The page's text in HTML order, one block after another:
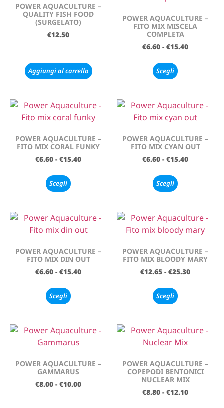
POWER AQUACULTURE –
QUALITY FISH FOOD
(SURGELATO)
€12.50
Aggiungi al carrello
POWER AQUACULTURE –
FITO MIX MISCELA
COMPLETA
€6.60 - €15.40
Scegli
POWER AQUACULTURE –
FITO MIX CORAL FUNKY
€6.60 - €15.40
Scegli
POWER AQUACULTURE –
FITO MIX CYAN OUT
€6.60 - €15.40
Scegli
POWER AQUACULTURE –
FITO MIX DIN OUT
€6.60 - €15.40
Scegli
POWER AQUACULTURE –
FITO MIX BLOODY MARY
€12.65 - €25.30
Scegli
POWER AQUACULTURE –
GAMMARUS
€8.00 - €10.00
POWER AQUACULTURE –
COPEPODI BENTONICI
NUCLEAR MIX
€8.80 - €12.10